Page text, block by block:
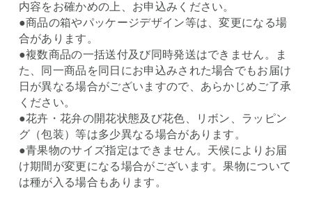
内容をお確かめの上、お申込みください。
●商品の箱やパッケージデザイン等は、変更になる場
合があります。
●複数商品の一括送付及び同時発送はできません。ま
た、同一商品を同日にお申込みされた場合でもお届け
日が異なる場合がございますので、あらかじめご了承
ください。
●花卉・花弁の開花状態及び花色、リボン、ラッピン
グ（包装）等は多少異なる場合があります。
●青果物のサイズ指定はできません。天候によりお届
け期間が変更になる場合がございます。果物について
は種が入る場合もあります。